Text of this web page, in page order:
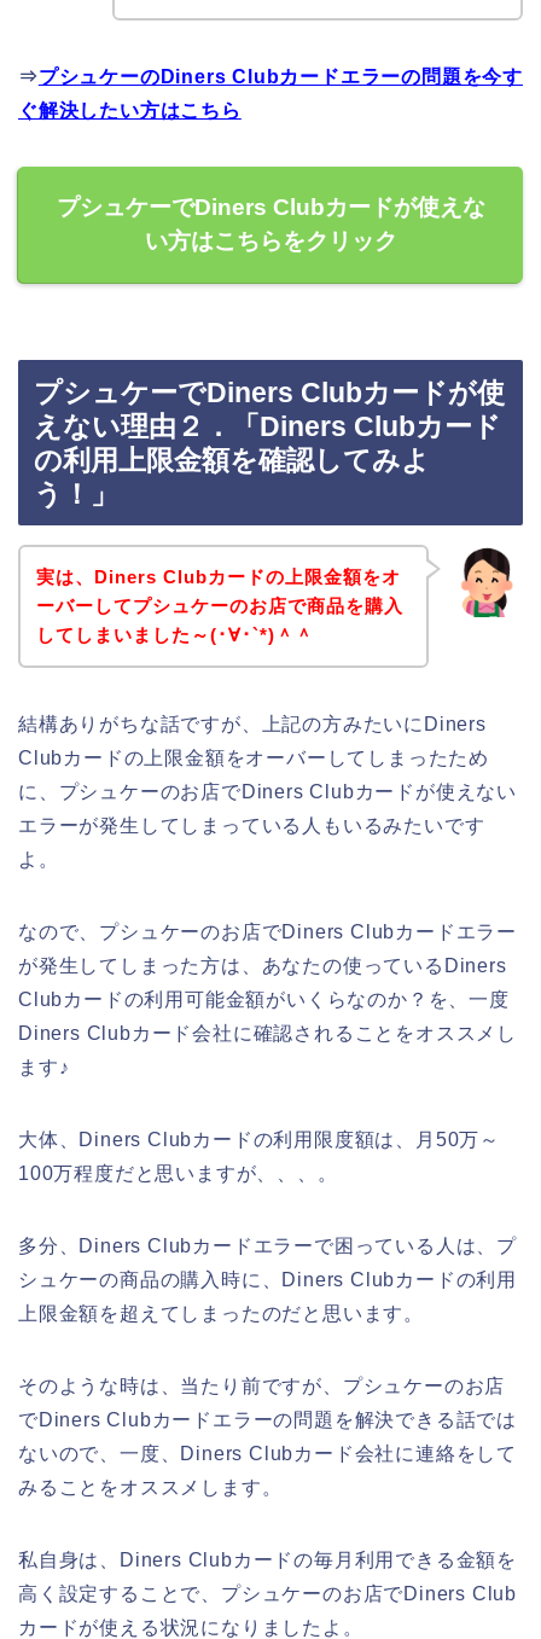
⇒プシュケーのDiners Clubカードエラーの問題を今す
ぐ解決したい方はこちら
プシュケーでDiners Clubカードが使えな
い方はこちらをクリック
プシュケーでDiners Clubカードが使
えない理由２．「Diners Clubカード
の利用上限金額を確認してみよ
う！」
実は、Diners Clubカードの上限金額をオ
ーバーしてプシュケーのお店で商品を購入
してしまいました～(･∀･`*)＾＾
結構ありがちな話ですが、上記の方みたいにDiners
Clubカードの上限金額をオーバーしてしまったため
に、プシュケーのお店でDiners Clubカードが使えない
エラーが発生してしまっている人もいるみたいです
よ。
なので、プシュケーのお店でDiners Clubカードエラー
が発生してしまった方は、あなたの使っているDiners
Clubカードの利用可能金額がいくらなのか？を、一度
Diners Clubカード会社に確認されることをオススメし
ます♪
大体、Diners Clubカードの利用限度額は、月50万～
100万程度だと思いますが、、、。
多分、Diners Clubカードエラーで困っている人は、プ
シュケーの商品の購入時に、Diners Clubカードの利用
上限金額を超えてしまったのだと思います。
そのような時は、当たり前ですが、プシュケーのお店
でDiners Clubカードエラーの問題を解決できる話では
ないので、一度、Diners Clubカード会社に連絡をして
みることをオススメします。
私自身は、Diners Clubカードの毎月利用できる金額を
高く設定することで、プシュケーのお店でDiners Club
カードが使える状況になりましたよ。